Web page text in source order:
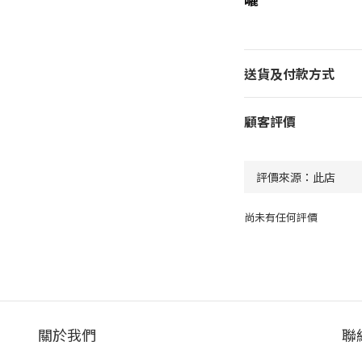
送貨及付款方式
顧客評價
尚未有任何評價
關於我們 聯